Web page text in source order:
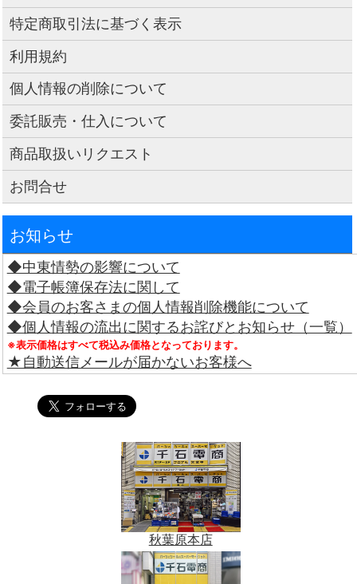
特定商取引法に基づく表示
利用規約
個人情報の削除について
委託販売・仕入について
商品取扱いリクエスト
お問合せ
お知らせ
◆中東情勢の影響について
◆電子帳簿保存法に関して
◆会員のお客さまの個人情報削除機能について
◆個人情報の流出に関するお詫びとお知らせ（一覧）
※表示価格はすべて税込み価格となっております。
★自動送信メールが届かないお客様へ
秋葉原本店